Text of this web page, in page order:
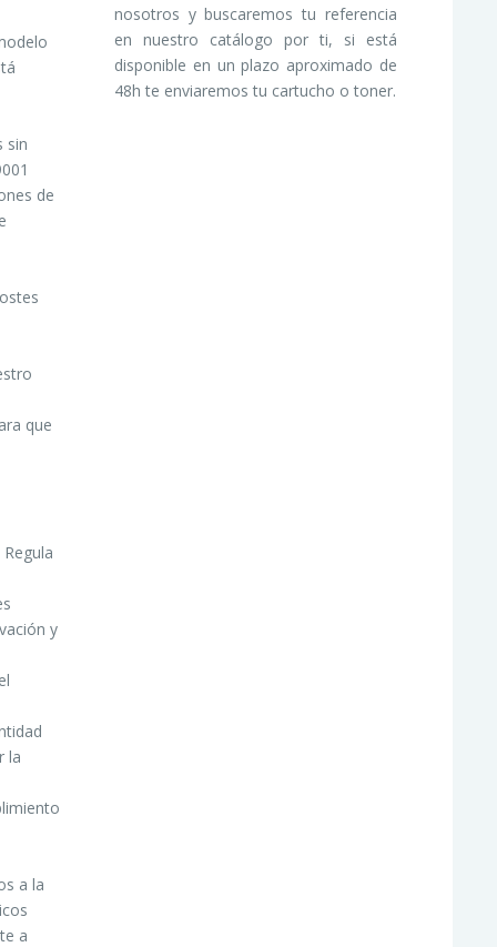
sin
de
que
y
la
a la
a
nosotros y buscaremos tu referencia
en nuestro catálogo por ti, si está
disponible en un plazo aproximado de
48h te enviaremos tu cartucho o toner.